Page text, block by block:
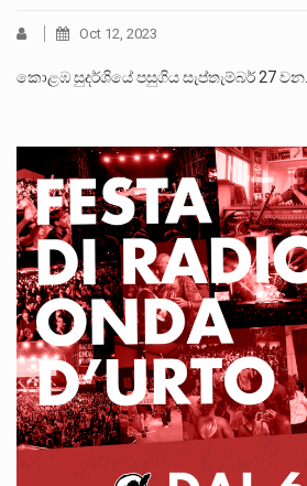
Oct 12, 2023
කොළඹ සුදර්ශියේ පසුගිය සැප්තැම්බර් 27 වන…